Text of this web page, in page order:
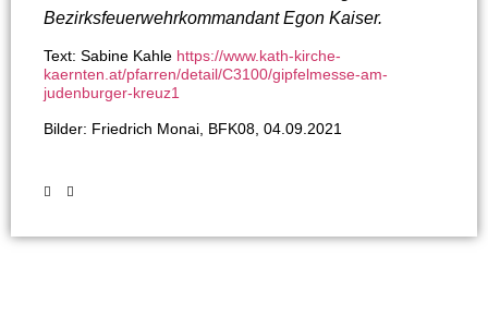
Bezirksfeuerwehrkommandant Egon Kaiser.
Text: Sabine Kahle https://www.kath-kirche-
kaernten.at/pfarren/detail/C3100/gipfelmesse-am-
judenburger-kreuz1
Bilder: Friedrich Monai, BFK08, 04.09.2021